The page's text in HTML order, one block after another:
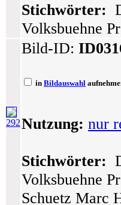
Stichwörter:
Volksbuehne
292
Bild-ID:
in Bildauswahl
Nutzung: nur
Stichwörter:
Volksbuehne
Schuetz Marc